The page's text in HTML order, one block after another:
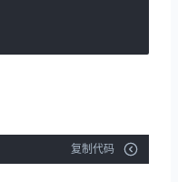
复制代码